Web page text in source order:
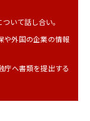
いて話し合い。
や外国の企業の情報
庁へ書類を提出する